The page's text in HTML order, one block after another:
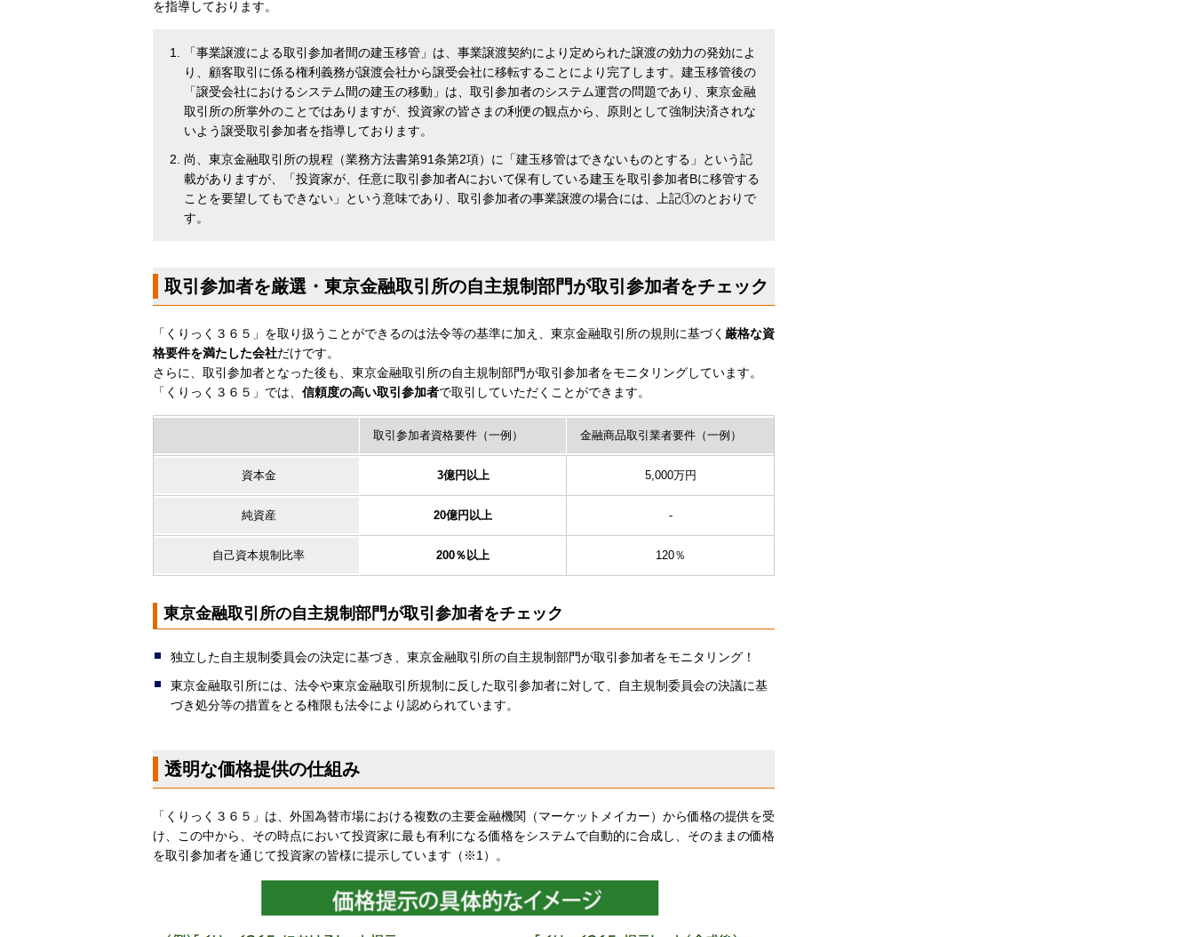
を指導しております。
「事業譲渡による取引参加者間の建玉移管」は、事業譲渡契約により定められた譲渡の効力の発効によ
り、顧客取引に係る権利義務が譲渡会社から譲受会社に移転することにより完了します。建玉移管後の
「譲受会社におけるシステム間の建玉の移動」は、取引参加者のシステム運営の問題であり、東京金融
取引所の所掌外のことではありますが、投資家の皆さまの利便の観点から、原則として強制決済されな
いよう譲受取引参加者を指導しております。
尚、東京金融取引所の規程（業務方法書第91条第2項）に「建玉移管はできないものとする」という記
載がありますが、「投資家が、任意に取引参加者Aにおいて保有している建玉を取引参加者Bに移管する
ことを要望してもできない」という意味であり、取引参加者の事業譲渡の場合には、上記①のとおりで
す。
取引参加者を厳選・東京金融取引所の自主規制部門が取引参加者をチェック
「くりっく３６５」を取り扱うことができるのは法令等の基準に加え、東京金融取引所の規則に基づく 厳格な資
格要件を満たした会社だけです。
さらに、取引参加者となった後も、東京金融取引所の自主規制部門が取引参加者をモニタリングしています。
「くりっく３６５」では、 信頼度の高い取引参加者で取引していただくことができます。
取引参加者資格要件（一例） 金融商品取引業者要件（一例）
資本金 3億円以上 5,000万円
純資産 20億円以上 -
自己資本規制比率 200％以上 120％
東京金融取引所の自主規制部門が取引参加者をチェック
独立した自主規制委員会の決定に基づき、東京金融取引所の自主規制部門が取引参加者をモニタリング！
東京金融取引所には、法令や東京金融取引所規制に反した取引参加者に対して、自主規制委員会の決議に基
づき処分等の措置をとる権限も法令により認められています。
透明な価格提供の仕組み
「くりっく３６５」は、外国為替市場における複数の主要金融機関（マーケットメイカー）から価格の提供を受
け、この中から、その時点において投資家に最も有利になる価格をシステムで自動的に合成し、そのままの価格
を取引参加者を通じて投資家の皆様に提示しています（※1）。